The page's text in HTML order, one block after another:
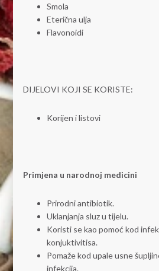
Smola
Eterična ulja
Flavonoidi
DIJELOVI KOJI SE KORISTE:
Korijen i listovi
Primjena u narodnoj medicini
Prirodni antibiotik.
Uklanjanja sluz u tijelu.
Koristi se kao pomoć kod
konjuktivitisa.
Pomaže kod upale usne
infekcija.